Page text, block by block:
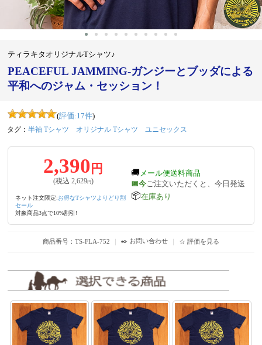
ティラキタオリジナルTシャツ♪
PEACEFUL JAMMING-ガンジーとブッダによる
平和へのジャム・セッション！
(評価:17件)
タグ： 半袖 Tシャツ オリジナル Tシャツ ユニセックス
2,390 円
(税込 2,629円)
ネット注文限定:お得なTシャツよりどり割
セール
対象商品3点で10%割引!
🚚 メール便送料商品
📅今ご注文いただくと、今日発送
📦在庫あり
商品番号：TS-FLA-752 ｜ ✒️ お問い合わせ ｜ ☆ 評価を見る